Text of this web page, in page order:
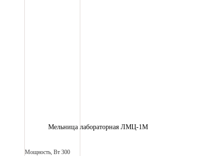
Мельница лабораторная ЛМЦ-1М
Мощность, Вт 300